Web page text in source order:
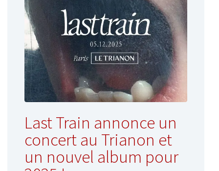
Last Train annonce un
concert au Trianon et
un nouvel album pour